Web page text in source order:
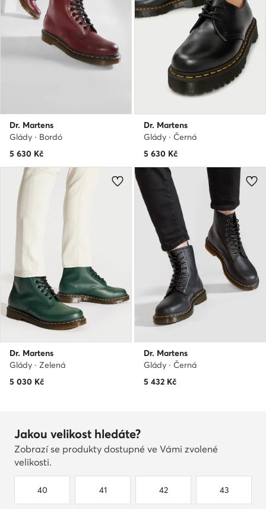
Dr. Martens
Glády · Bordó
5 630 Kč
Dr. Martens
Glády · Černá
5 630 Kč
Dr. Martens
Glády · Zelená
5 030 Kč
Dr. Martens
Glády · Černá
5 432 Kč
Jakou velikost hledáte?
Zobrazí se produkty dostupné ve Vámi zvolené
velikosti.
40 41 42 43